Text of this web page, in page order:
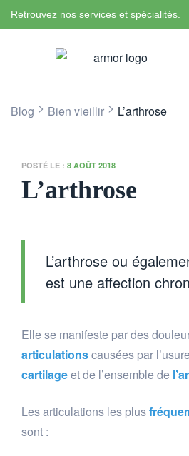
Retrouvez nos services et spécialités.
Blog > Bien vieillir > L’arthrose
POSTÉ LE : 8 AOÛT 2018
L’arthrose
L’arthrose ou
est une affection
Elle se manifeste par des
articulationscausées par
cartilageet de l’ensemble de
Les articulations les plus
sont :